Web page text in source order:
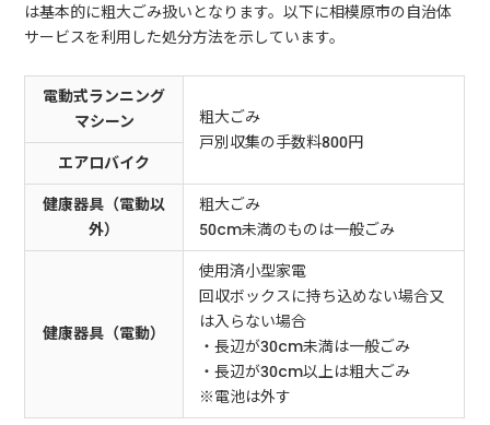
は基本的に粗大ごみ扱いとなります。以下に相模原市の自治体
サービスを利用した処分方法を示しています。
電動式ランニング
マシーン
粗大ごみ
戸別収集の手数料800円
エアロバイク
健康器具（電動以
外）
粗大ごみ
50cm未満のものは一般ごみ
健康器具（電動）
使用済小型家電
回収ボックスに持ち込めない場合又
は入らない場合
・長辺が30cm未満は一般ごみ
・長辺が30cm以上は粗大ごみ
※電池は外す